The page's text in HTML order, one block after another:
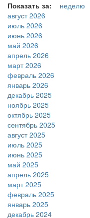
Показать за: неделю
август 2026
июль 2026
июнь 2026
май 2026
апрель 2026
март 2026
февраль 2026
январь 2026
декабрь 2025
ноябрь 2025
октябрь 2025
сентябрь 2025
август 2025
июль 2025
июнь 2025
май 2025
апрель 2025
март 2025
февраль 2025
январь 2025
декабрь 2024